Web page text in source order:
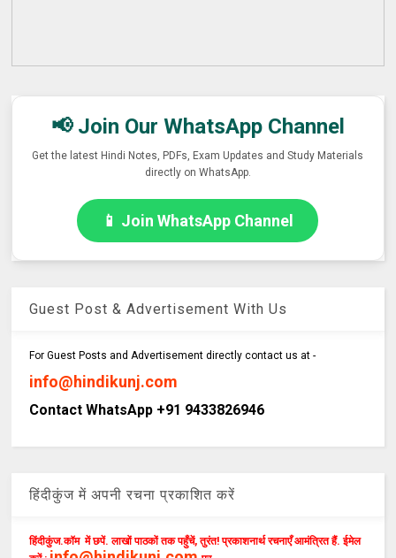
📢 Join Our WhatsApp Channel
Get the latest Hindi Notes, PDFs, Exam Updates and Study Materials
directly on WhatsApp.
📱 Join WhatsApp Channel
Guest Post & Advertisement With Us
For Guest Posts and Advertisement directly contact us at -
info@hindikunj.com
Contact WhatsApp +91 9433826946
हिंदीकुंज में अपनी रचना प्रकाशित करें
हिंदीकुंज.कॉम में छपें. लाखों पाठकों तक पहुँचें, तुरंत! प्रकाशनार्थ रचनाएँ आमंत्रित हैं. ईमेल